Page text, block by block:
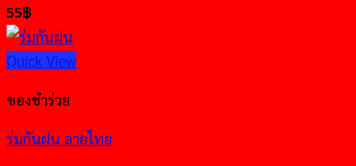
55฿
Quick View
ของชำร่วย
ร่มกันฝน ลายไทย